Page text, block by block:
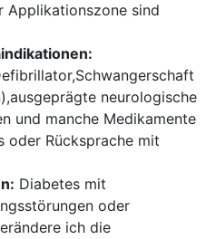
Applikationszone sind‍
neurologische
⁤und manche Medikamente
oder Rücksprache⁣ mit
Diabetes‍ mit
oder
ich die